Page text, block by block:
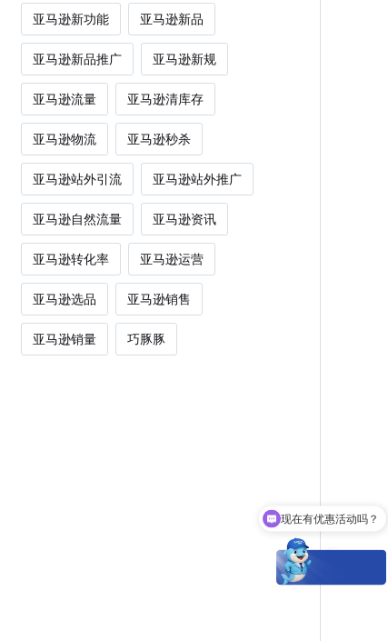
亚马逊新功能 亚马逊新品
亚马逊新品推广 亚马逊新规
亚马逊流量 亚马逊清库存
亚马逊物流 亚马逊秒杀
亚马逊站外引流 亚马逊站外推广
亚马逊自然流量 亚马逊资讯
亚马逊转化率 亚马逊运营
亚马逊选品 亚马逊销售
亚马逊销量 巧豚豚
现在有优惠活动吗？